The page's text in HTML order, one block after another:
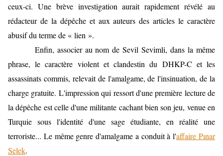
ceux-ci. Une brève investigation aurait rapidement révélé au
rédacteur de la dépêche et aux auteurs des articles le caractère
abusif du terme de « lien ».
Enfin, associer au nom de Sevil Sevimli, dans la même
phrase, le caractère violent et clandestin du DHKP-C et les
assassinats commis, relevait de l'amalgame, de l'insinuation, de la
charge gratuite. L'impression qui ressort d'une première lecture de
la dépêche est celle d'une militante cachant bien son jeu, venue en
Turquie sous l'identité d'une sage étudiante, en réalité une
terroriste... Le même genre d'amalgame a conduit à l'affaire Pınar
Selek.